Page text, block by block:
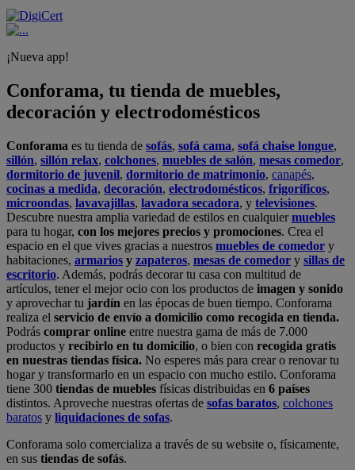
¡Nueva app!
Conforama, tu tienda de muebles,
decoración y electrodomésticos
Conforama es tu tienda de sofás, sofá cama, sofá chaise longue,
sillón, sillón relax, colchones, muebles de salón, mesas comedor,
dormitorio de juvenil, dormitorio de matrimonio, canapés,
cocinas a medida, decoración, electrodomésticos, frigoríficos,
microondas, lavavajillas, lavadora secadora, y televisiones.
Descubre nuestra amplia variedad de estilos en cualquiermuebles
para tu hogar, con los mejores precios y promociones. Crea el
espacio en el que vives gracias a nuestros muebles de comedor y
habitaciones, armarios y zapateros, mesas de comedor y sillas de
escritorio. Además, podrás decorar tu casa con multitud de
artículos, tener el mejor ocio con los productos de imagen y sonido
y aprovechar tu jardín en las épocas de buen tiempo. Conforama
realiza el servicio de envío a domicilio como recogida en tienda.
Podrás comprar online entre nuestra gama de más de 7.000
productos y recibirlo en tu domicilio, o bien con recogida gratis
en nuestras tiendas física. No esperes más para crear o renovar tu
hogar y transformarlo en un espacio con mucho estilo. Conforama
tiene 300 tiendas de muebles físicas distribuidas en 6 países
distintos. Aproveche nuestras ofertas de sofas baratos, colchones
baratos y liquidaciones de sofas.
Conforama solo comercializa a través de su website o, físicamente,
en sus tiendas de sofás.